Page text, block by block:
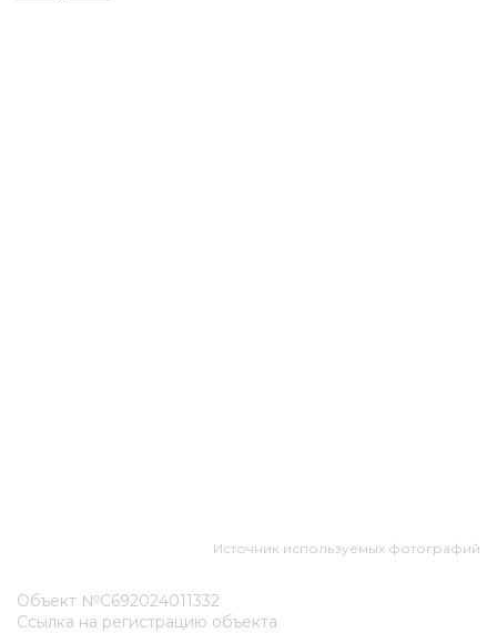
Источник используемых фотографий
Объект №С692024011332
Ссылка на регистрацию объекта